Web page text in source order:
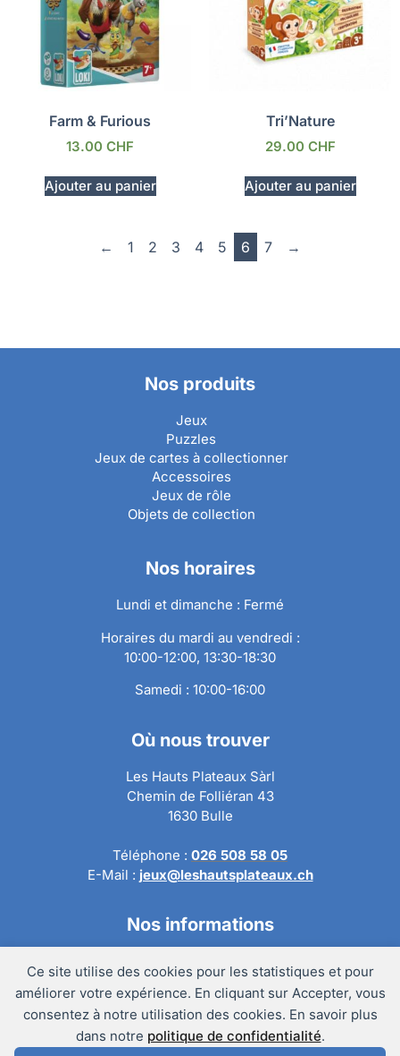
Ce site utilise des cookies pour les statistiques et pour
améliorer votre expérience. En cliquant sur Accepter, vous
consentez à notre utilisation des cookies. En savoir plus
dans notre politique de confidentialité.
Farm & Furious
13.00 CHF
Ajouter au panier
Tri’Nature
29.00 CHF
Ajouter au panier
← 1 2 3 4 5 6 7 →
Nos produits
Jeux
Puzzles
Jeux de cartes à collectionner
Accessoires
Jeux de rôle
Objets de collection
Nos horaires
Lundi et dimanche : Fermé
Horaires du mardi au vendredi :
10:00-12:00, 13:30-18:30
Samedi : 10:00-16:00
Où nous trouver
Les Hauts Plateaux Sàrl
Chemin de Folliéran 43
1630 Bulle
Téléphone : 026 508 58 05
E-Mail : jeux@leshautsplateaux.ch
Nos informations
Politique de confidentialité
Politique de retour
Mentions légales